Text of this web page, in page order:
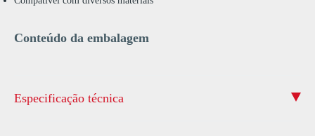
Conteúdo da embalagem
Especificação técnica